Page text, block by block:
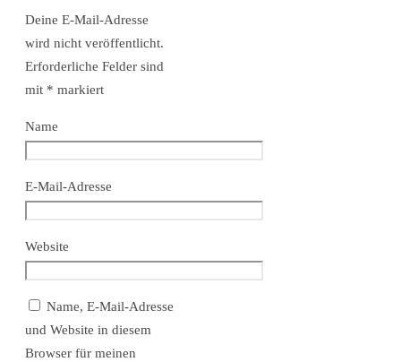
Deine E-Mail-Adresse
wird nicht veröffentlicht.
Erforderliche Felder sind
mit * markiert
Name
E-Mail-Adresse
Website
Name, E-Mail-Adresse
und Website in diesem
Browser für meinen